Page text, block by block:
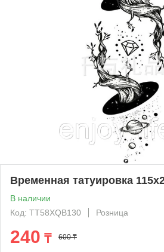
Временная татуировка
В наличии
Код: TT58XQB130
Розница
240 ₸ 600 ₸